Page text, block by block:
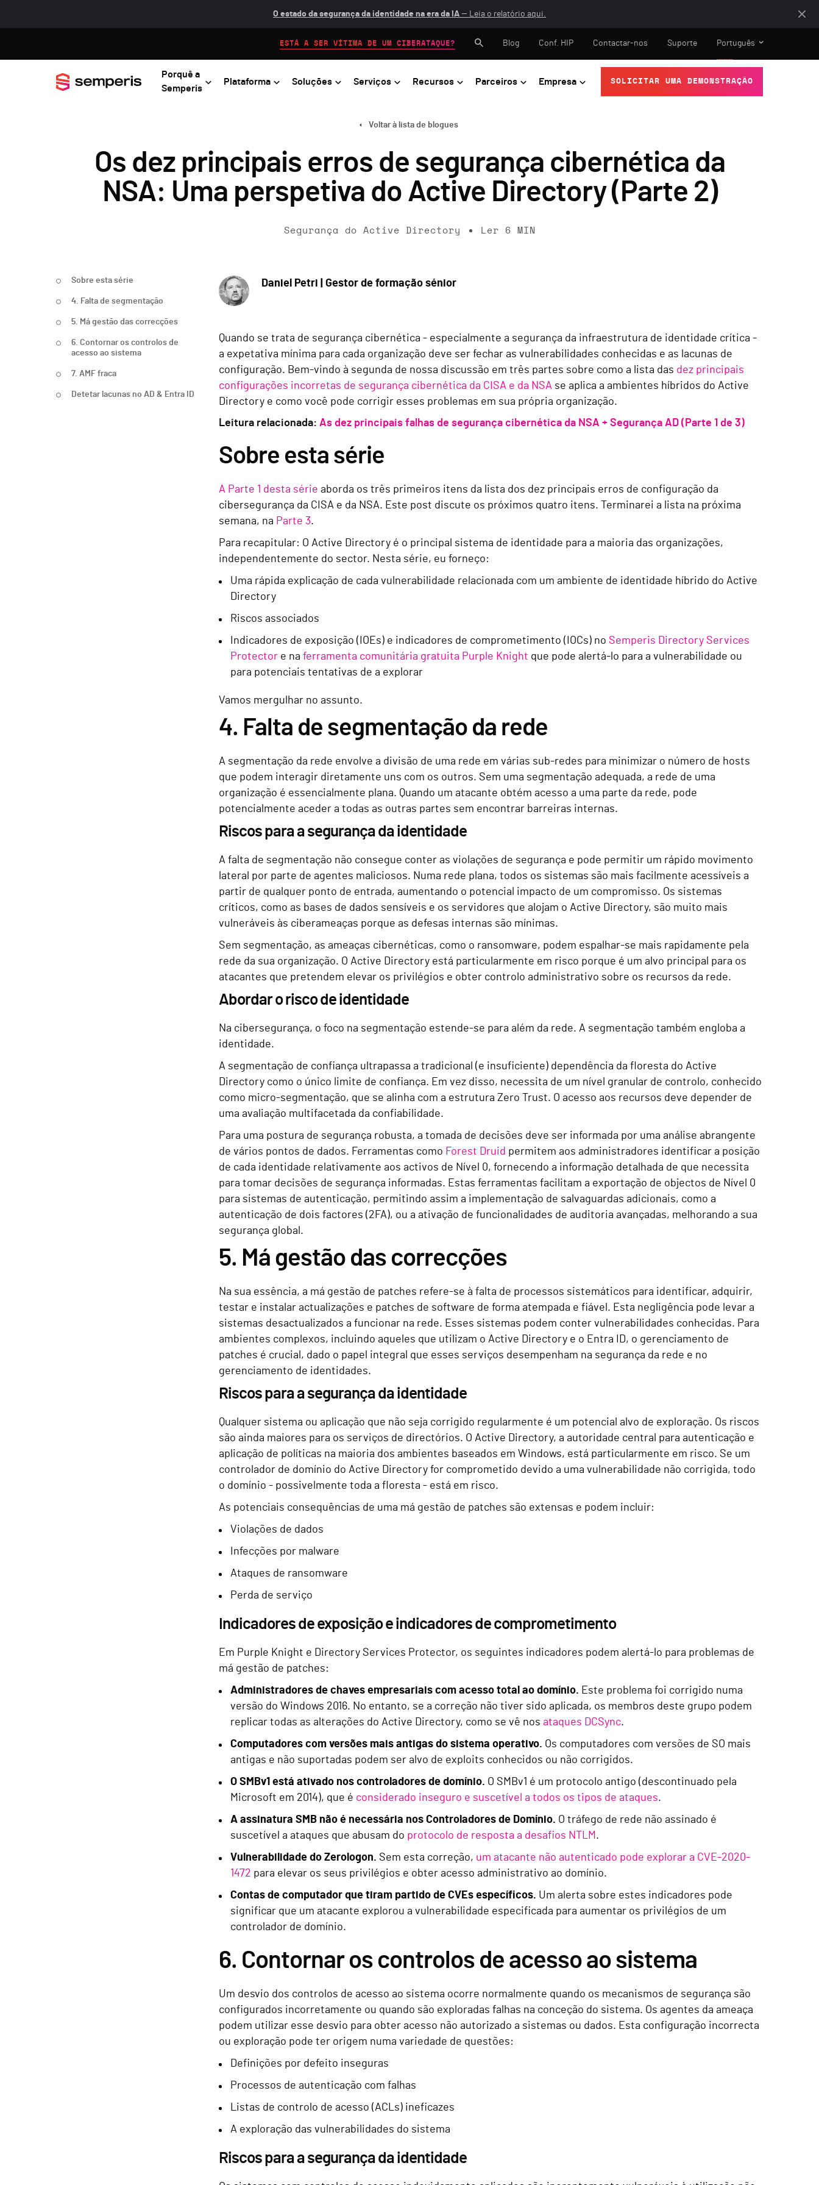
O estado da segurança da identidade na era da IA — Leia o relatório aqui.
Porquê a
Semperis
Plataforma Soluções Serviços Recursos Parceiros Empresa SOLICITAR UMA DEMONSTRAÇÃO
ESTÁ A SER VÍTIMA DE UM CIBERATAQUE? Blog Conf. HIP Contactar-nos Suporte Português
Voltar à lista de blogues
Os dez principais erros de segurança cibernética da
NSA: Uma perspetiva do Active Directory (Parte 2)
Segurança do Active Directory Ler 6 MIN
Sobre esta série
4. Falta de segmentação
5. Má gestão das correcções
6. Contornar os controlos de
acesso ao sistema
7. AMF fraca
Detetar lacunas no AD & Entra ID
Daniel Petri | Gestor de formação sénior
Quando se trata de segurança cibernética - especialmente a segurança da infraestrutura de identidade crítica -
a expetativa mínima para cada organização deve ser fechar as vulnerabilidades conhecidas e as lacunas de
configuração. Bem-vindo à segunda de nossa discussão em três partes sobre como a lista das dez principais
configurações incorretas de segurança cibernética da CISA e da NSA se aplica a ambientes híbridos do Active
Directory e como você pode corrigir esses problemas em sua própria organização.
Leitura relacionada: As dez principais falhas de segurança cibernética da NSA + Segurança AD (Parte 1 de 3)
Sobre esta série
A Parte 1 desta série aborda os três primeiros itens da lista dos dez principais erros de configuração da
cibersegurança da CISA e da NSA. Este post discute os próximos quatro itens. Terminarei a lista na próxima
semana, na Parte 3.
Para recapitular: O Active Directory é o principal sistema de identidade para a maioria das organizações,
independentemente do sector. Nesta série, eu forneço:
Uma rápida explicação de cada vulnerabilidade relacionada com um ambiente de identidade híbrido do Active
Directory
Riscos associados
Indicadores de exposição (IOEs) e indicadores de comprometimento (IOCs) no Semperis Directory Services
Protector e na ferramenta comunitária gratuita Purple Knight que pode alertá-lo para a vulnerabilidade ou
para potenciais tentativas de a explorar
Vamos mergulhar no assunto.
4. Falta de segmentação da rede
A segmentação da rede envolve a divisão de uma rede em várias sub-redes para minimizar o número de hosts
que podem interagir diretamente uns com os outros. Sem uma segmentação adequada, a rede de uma
organização é essencialmente plana. Quando um atacante obtém acesso a uma parte da rede, pode
potencialmente aceder a todas as outras partes sem encontrar barreiras internas.
Riscos para a segurança da identidade
A falta de segmentação não consegue conter as violações de segurança e pode permitir um rápido movimento
lateral por parte de agentes maliciosos. Numa rede plana, todos os sistemas são mais facilmente acessíveis a
partir de qualquer ponto de entrada, aumentando o potencial impacto de um compromisso. Os sistemas
críticos, como as bases de dados sensíveis e os servidores que alojam o Active Directory, são muito mais
vulneráveis às ciberameaças porque as defesas internas são mínimas.
Sem segmentação, as ameaças cibernéticas, como o ransomware, podem espalhar-se mais rapidamente pela
rede da sua organização. O Active Directory está particularmente em risco porque é um alvo principal para os
atacantes que pretendem elevar os privilégios e obter controlo administrativo sobre os recursos da rede.
Abordar o risco de identidade
Na cibersegurança, o foco na segmentação estende-se para além da rede. A segmentação também engloba a
identidade.
A segmentação de confiança ultrapassa a tradicional (e insuficiente) dependência da floresta do Active
Directory como o único limite de confiança. Em vez disso, necessita de um nível granular de controlo, conhecido
como micro-segmentação, que se alinha com a estrutura Zero Trust. O acesso aos recursos deve depender de
uma avaliação multifacetada da confiabilidade.
Para uma postura de segurança robusta, a tomada de decisões deve ser informada por uma análise abrangente
de vários pontos de dados. Ferramentas como Forest Druid permitem aos administradores identificar a posição
de cada identidade relativamente aos activos de Nível 0, fornecendo a informação detalhada de que necessita
para tomar decisões de segurança informadas. Estas ferramentas facilitam a exportação de objectos de Nível 0
para sistemas de autenticação, permitindo assim a implementação de salvaguardas adicionais, como a
autenticação de dois factores (2FA), ou a ativação de funcionalidades de auditoria avançadas, melhorando a sua
segurança global.
5. Má gestão das correcções
Na sua essência, a má gestão de patches refere-se à falta de processos sistemáticos para identificar, adquirir,
testar e instalar actualizações e patches de software de forma atempada e fiável. Esta negligência pode levar a
sistemas desactualizados a funcionar na rede. Esses sistemas podem conter vulnerabilidades conhecidas. Para
ambientes complexos, incluindo aqueles que utilizam o Active Directory e o Entra ID, o gerenciamento de
patches é crucial, dado o papel integral que esses serviços desempenham na segurança da rede e no
gerenciamento de identidades.
Riscos para a segurança da identidade
Qualquer sistema ou aplicação que não seja corrigido regularmente é um potencial alvo de exploração. Os riscos
são ainda maiores para os serviços de directórios. O Active Directory, a autoridade central para autenticação e
aplicação de políticas na maioria dos ambientes baseados em Windows, está particularmente em risco. Se um
controlador de domínio do Active Directory for comprometido devido a uma vulnerabilidade não corrigida, todo
o domínio - possivelmente toda a floresta - está em risco.
As potenciais consequências de uma má gestão de patches são extensas e podem incluir:
Violações de dados
Infecções por malware
Ataques de ransomware
Perda de serviço
Indicadores de exposição e indicadores de comprometimento
Em Purple Knight e Directory Services Protector, os seguintes indicadores podem alertá-lo para problemas de
má gestão de patches:
Administradores de chaves empresariais com acesso total ao domínio. Este problema foi corrigido numa
versão do Windows 2016. No entanto, se a correção não tiver sido aplicada, os membros deste grupo podem
replicar todas as alterações do Active Directory, como se vê nos ataques DCSync.
Computadores com versões mais antigas do sistema operativo. Os computadores com versões de SO mais
antigas e não suportadas podem ser alvo de exploits conhecidos ou não corrigidos.
O SMBv1 está ativado nos controladores de domínio. O SMBv1 é um protocolo antigo (descontinuado pela
Microsoft em 2014), que é considerado inseguro e suscetível a todos os tipos de ataques.
A assinatura SMB não é necessária nos Controladores de Domínio. O tráfego de rede não assinado é
suscetível a ataques que abusam do protocolo de resposta a desafios NTLM .
Vulnerabilidade do Zerologon. Sem esta correção, um atacante não autenticado pode explorar a CVE-2020-
1472 para elevar os seus privilégios e obter acesso administrativo ao domínio.
Contas de computador que tiram partido de CVEs específicos. Um alerta sobre estes indicadores pode
significar que um atacante explorou a vulnerabilidade especificada para aumentar os privilégios de um
controlador de domínio.
6. Contornar os controlos de acesso ao sistema
Um desvio dos controlos de acesso ao sistema ocorre normalmente quando os mecanismos de segurança são
configurados incorretamente ou quando são exploradas falhas na conceção do sistema. Os agentes da ameaça
podem utilizar esse desvio para obter acesso não autorizado a sistemas ou dados. Esta configuração incorrecta
ou exploração pode ter origem numa variedade de questões:
Definições por defeito inseguras
Processos de autenticação com falhas
Listas de controlo de acesso (ACLs) ineficazes
A exploração das vulnerabilidades do sistema
Riscos para a segurança da identidade